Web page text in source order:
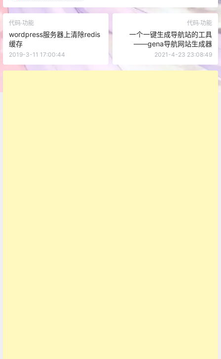
代码·功能
wordpress服务器上清除redis
缓存
2019-3-11 17:00:44
代码·功能
一个一键生成导航站的工具
——gena导航网站生成器
2021-4-23 23:08:49